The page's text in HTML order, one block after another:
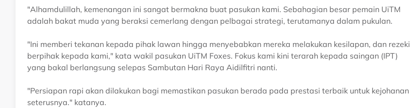
"Alhamdulillah, kemenangan ini sangat bermakna buat pasukan kami. Sebahagian besar pemain UiTM
adalah bakat muda yang beraksi cemerlang dengan pelbagai strategi, terutamanya dalam pukulan.
"Ini memberi tekanan kepada pihak lawan hingga menyebabkan mereka melakukan kesilapan, dan rezeki
berpihak kepada kami," kata wakil pasukan UiTM Foxes. Fokus kami kini terarah kepada saingan (IPT)
yang bakal berlangsung selepas Sambutan Hari Raya Aidilfitri nanti.
"Persiapan rapi akan dilakukan bagi memastikan pasukan berada pada prestasi terbaik untuk kejohanan
seterusnya." katanya.